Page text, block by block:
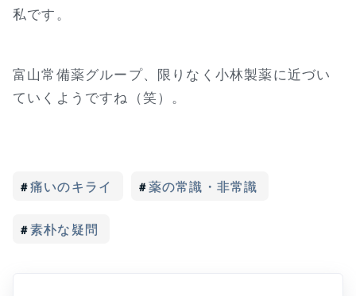
私です。
富山常備薬グループ、限りなく小林製薬に近づい
ていくようですね（笑）。
痛いのキライ 薬の常識・非常識
素朴な疑問